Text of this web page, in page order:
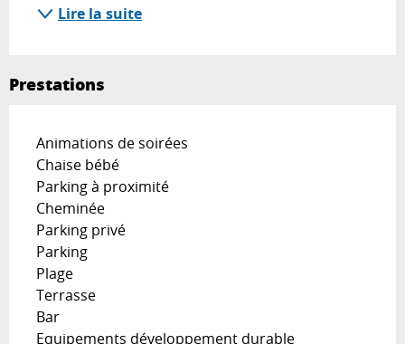
Lire la suite
Prestations
Animations de soirées
Chaise bébé
Parking à proximité
Cheminée
Parking privé
Parking
Plage
Terrasse
Bar
Equipements développement durable